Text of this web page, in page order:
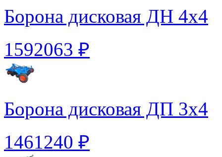
Борона дисковая ДН 4х4
1592063 ₽
Борона дисковая ДП 3х4
1461240 ₽